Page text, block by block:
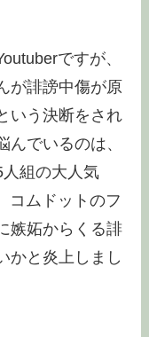
ですが、
が誹謗中傷が原
いう決断をされ
んでいるのは、
組の大人気
コムドットのフ
嫉妬からくる誹
かと炎上しまし